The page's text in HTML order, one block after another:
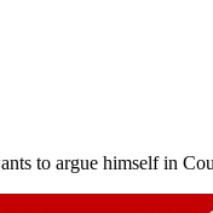
to argue himself in